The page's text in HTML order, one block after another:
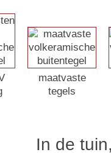
maatvaste
tegels
In de